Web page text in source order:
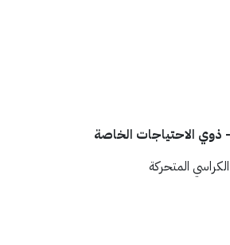
الاحتياجات الخاصة
المتحركة